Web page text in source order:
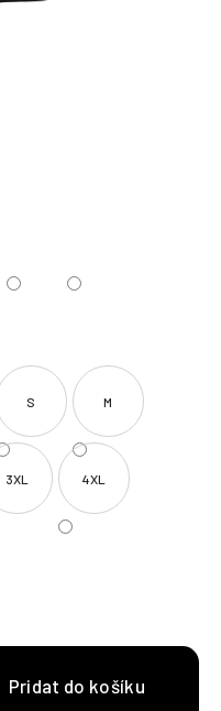
S M
3XL 4XL